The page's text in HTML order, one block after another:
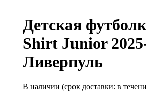
Детская
Shirt Junior
Ливерпуль
В наличии (срок доставки: в